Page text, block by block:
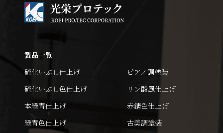
製品一覧
硫化いぶし仕上げ
硫化いぶし色仕上げ
本緑青仕上げ
緑青色仕上げ
ピアノ調塗装
リン酸風仕上げ
赤錆色仕上げ
古美調塗装